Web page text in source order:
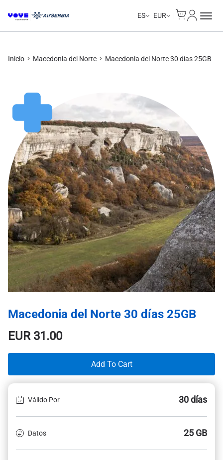
ES EUR
Inicio Macedonia del Norte Macedonia del Norte 30 días 25GB
Macedonia del Norte 30 días 25GB
EUR31.00
Add To Cart
Válido Por 30 días
Datos 25 GB